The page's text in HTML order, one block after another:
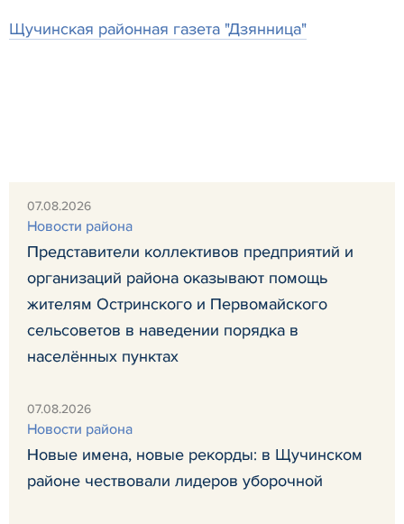
Щучинская районная газета "Дзянница"
07.08.2026
Новости района
Представители коллективов предприятий и
организаций района оказывают помощь
жителям Остринского и Первомайского
сельсоветов в наведении порядка в
населённых пунктах
07.08.2026
Новости района
Новые имена, новые рекорды: в Щучинском
районе чествовали лидеров уборочной